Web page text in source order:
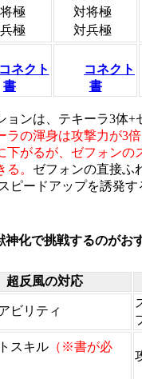
極
極
対将極
対兵極
コネクト
書
コネクト
書
ョンは、テキーラ3体+
ラの渾身は攻撃力が3
下がるが、ゼフォンの
。 ゼフォンの直接ふ
ピードアップを誘発す
神化で挑戦するのがお
超反風の対応
ビリティ
スキル （※書が必